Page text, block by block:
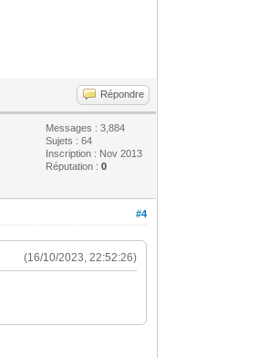
Répondre
Messages : 3,884
Sujets : 64
Inscription : Nov 2013
Réputation :0
#4
(16/10/2023, 22:52:26)